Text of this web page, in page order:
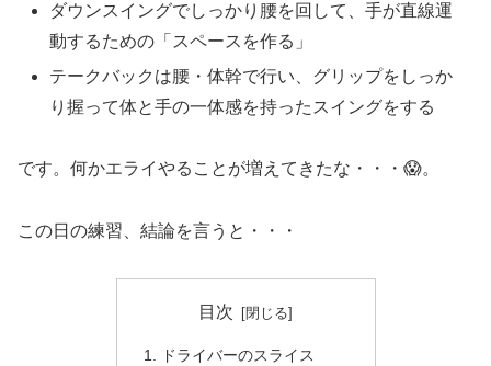
ダウンスイングでしっかり腰を回して、手が直線運
動するための「スペースを作る」
テークバックは腰・体幹で行い、グリップをしっか
り握って体と手の一体感を持ったスイングをする
です。何かエライやることが増えてきたな・・・😱。
この日の練習、結論を言うと・・・
目次
ドライバーのスライス